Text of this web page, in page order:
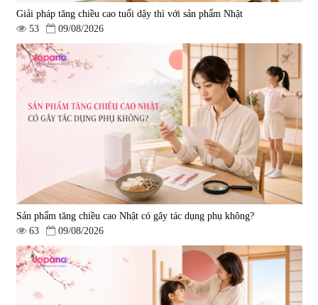
Giải pháp tăng chiều cao tuổi dậy thì với sản phẩm Nhật
53
09/08/2026
Sản phẩm tăng chiều cao Nhật có gây tác dụng phụ không?
63
09/08/2026